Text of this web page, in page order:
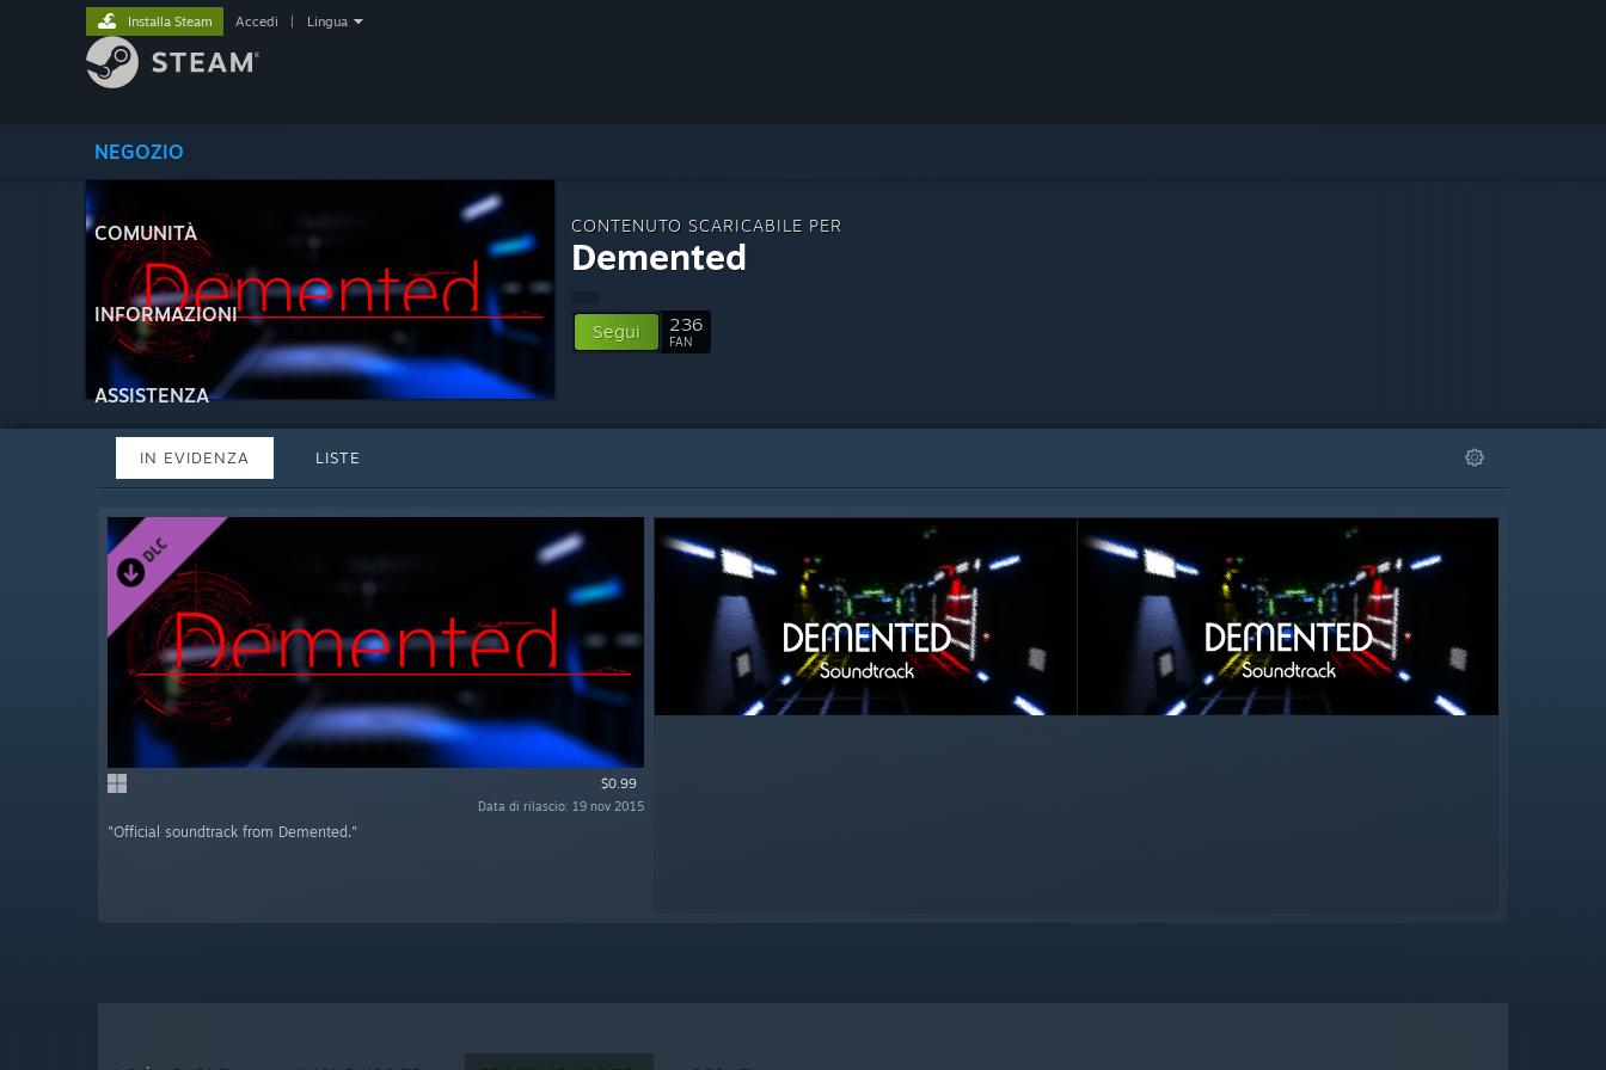
NEGOZIO
COMUNITÀ
INFORMAZIONI
ASSISTENZA
Installa Steam Accedi Lingua
CONTENUTO SCARICABILE PER
Demented
Segui 236
FAN
IN EVIDENZA LISTE
$0.99
Data di rilascio: 19 nov 2015
"Official soundtrack from Demented."